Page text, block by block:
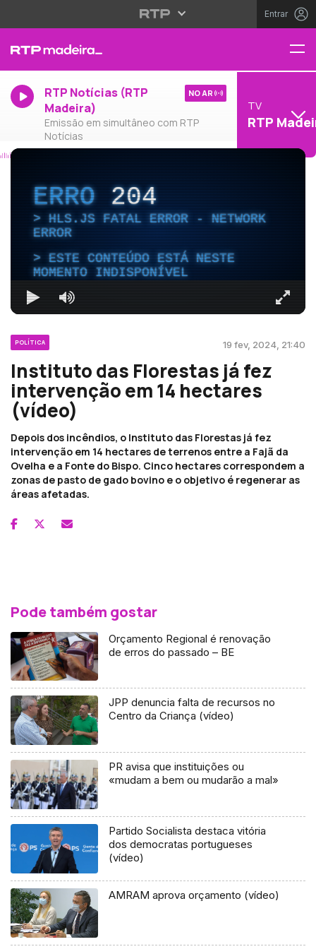
Entrar
RTP Notícias (RTP
Madeira)
Emissão em simultâneo com RTP
Notícias
NO AR
TV
RTP
ERRO204
HLS.JS FATAL ERROR - NETWORK
ERROR
ESTE CONTEÚDO ESTÁ NESTE
MOMENTO INDISPONÍVEL
POLÍTICA 19 fev, 2024, 21:40
Instituto das Florestas já fez
intervenção em 14 hectares
(vídeo)
Depois dos incêndios, o Instituto das Florestas já fez
intervenção em 14 hectares de terrenos entre a Fajã da
Ovelha e a Fonte do Bispo. Cinco hectares correspondem a
zonas de pasto de gado bovino e o objetivo é regenerar as
áreas afetadas.
Pode também gostar
Orçamento Regional é renovação
de erros do passado – BE
JPP denuncia falta de recursos no
Centro da Criança (vídeo)
PR avisa que instituições ou
«mudam a bem ou mudarão a mal»
Partido Socialista destaca vitória
dos democratas portugueses
(vídeo)
AMRAM aprova orçamento (vídeo)